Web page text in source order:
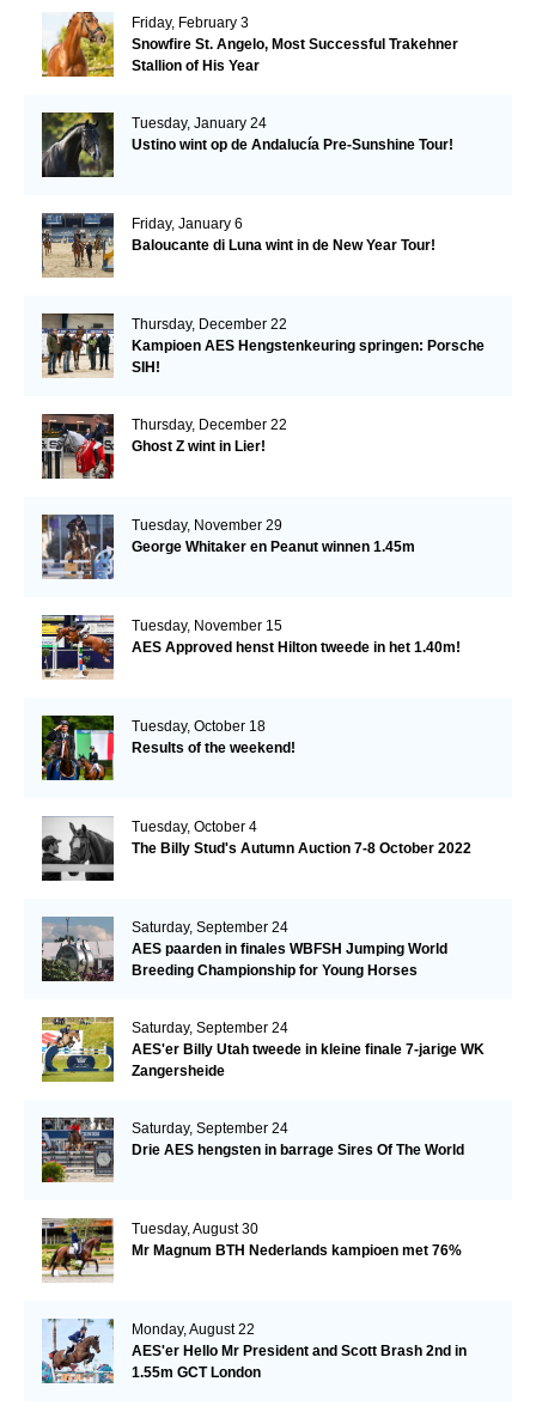
Friday, February 3
Snowfire St. Angelo, Most Successful Trakehner
Stallion of His Year
Tuesday, January 24
Ustino wint op de Andalucía Pre-Sunshine Tour!
Friday, January 6
Baloucante di Luna wint in de New Year Tour!
Thursday, December 22
Kampioen AES Hengstenkeuring springen: Porsche
SIH!
Thursday, December 22
Ghost Z wint in Lier!
Tuesday, November 29
George Whitaker en Peanut winnen 1.45m
Tuesday, November 15
AES Approved henst Hilton tweede in het 1.40m!
Tuesday, October 18
Results of the weekend!
Tuesday, October 4
The Billy Stud's Autumn Auction 7-8 October 2022
Saturday, September 24
AES paarden in finales WBFSH Jumping World
Breeding Championship for Young Horses
Saturday, September 24
AES'er Billy Utah tweede in kleine finale 7-jarige WK
Zangersheide
Saturday, September 24
Drie AES hengsten in barrage Sires Of The World
Tuesday, August 30
Mr Magnum BTH Nederlands kampioen met 76%
Monday, August 22
AES'er Hello Mr President and Scott Brash 2nd in
1.55m GCT London